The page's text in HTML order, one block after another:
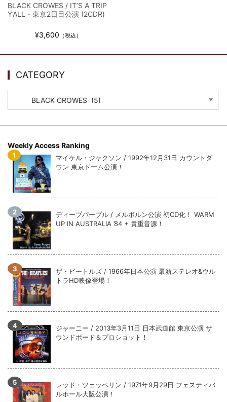
BLACK CROWES / IT’S A TRIP
Y’ALL - 東京2日目公演 (2CDR)
¥3,600 （税込）
CATEGORY
Weekly Access Ranking
マイケル・ジャクソン / 1992年12月31日 カウントダ
ウン 東京ドーム公演！
ディープパープル / メルボルン公演 初CD化！ WARM
UP IN AUSTRALIA ’84 + 貴重音源！
ザ・ビートルズ / 1966年日本公演 最新ステレオ&ウル
トラHD映像登場！
ジャーニー / 2013年3月11日 日本武道館 東京公演 サ
ウンドボード＆プロショット！
レッド・ツェッペリン / 1971年9月29日 フェスティバ
ルホール大阪公演！